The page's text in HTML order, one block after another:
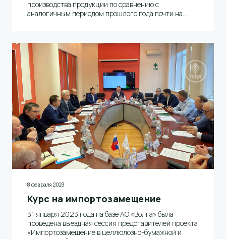
производства продукции по сравнению с
аналогичным периодом прошлого года почти на
8 февраля 2023
Курс на импортозамещение
31 января 2023 года на базе АО «Волга» была
проведена выездная сессия представителей проекта
«Импортозамещение в целлюлозно-бумажной и